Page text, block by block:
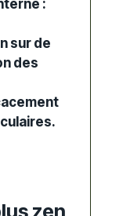
:
sur de
des
zen